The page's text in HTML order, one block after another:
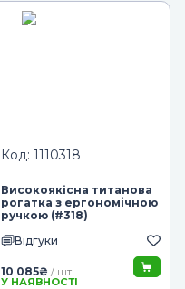
Код: 1110318
Високоякісна титанова
рогатка з ергономічною
ручкою (#318)
Відгуки
10 085₴ / шт.
У НАЯВНОСТІ